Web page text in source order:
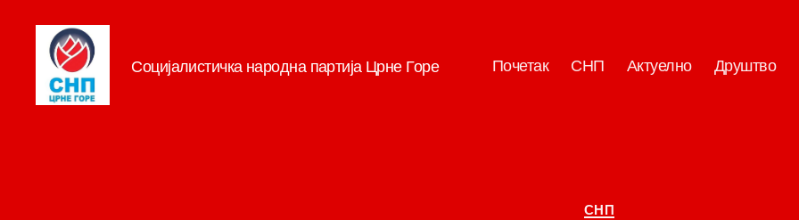
Социјалистичка народна партија Црне Горе Почетак СНП Актуелно Друштво
Категорије
СНП